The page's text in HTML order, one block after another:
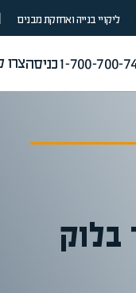
ליקויי בנייה ואחזקת מבנים
1-700-700-כניסהצרו
בלוק